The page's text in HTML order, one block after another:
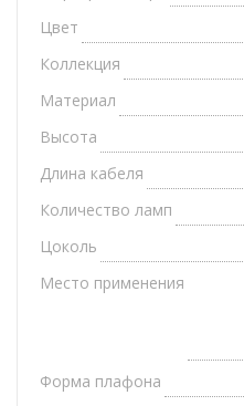
Цвет
Коллекция
Материал
Высота
Длина кабеля
Количество ламп
Цоколь
Место применения
Форма плафона